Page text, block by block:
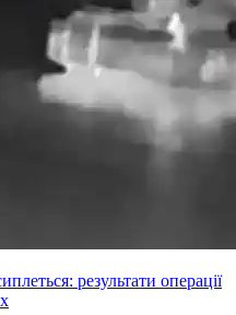
результати операції